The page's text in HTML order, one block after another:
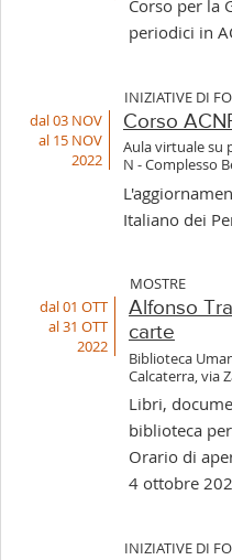
Corso per la
periodici in
INIZIATIVE DI
dal 03 NOV
al 15 NOV
2022
Aula virtuale su
N - Complesso
Italiano dei
MOSTRE
dal 01 OTT
al 31 OTT
2022
Alfonso
carte
Biblioteca
Calcaterra, via
Libri,
biblioteca
Orario di
4 ottobre
INIZIATIVE DI